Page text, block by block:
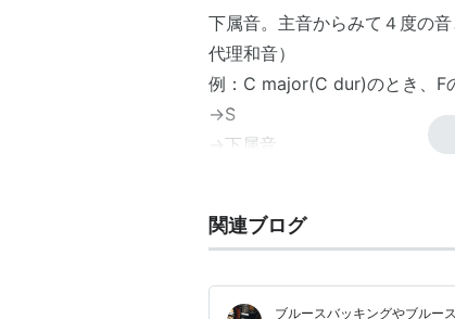
下属音。主音からみて４度の
代理和音）
例：C major(C dur)のとき、F
→S
→下属音
関連ブログ
ブルースバッキングやブル